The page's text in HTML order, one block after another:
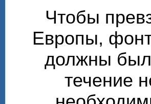
Чтобы
Европы,
должны
течение